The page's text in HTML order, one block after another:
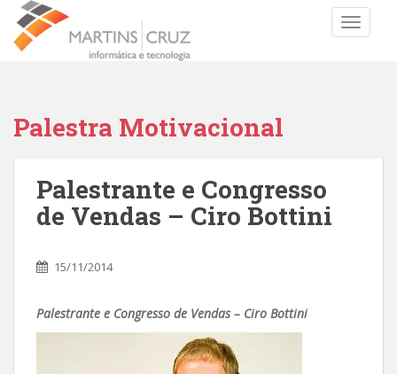
Palestra Motivacional
Palestrante e Congresso
de Vendas – Ciro Bottini
15/11/2014
Palestrante e Congresso de Vendas – Ciro Bottini